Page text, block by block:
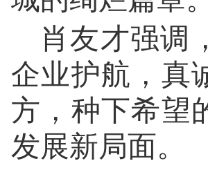
肖友才强调
企业护航，真
方，种下希望
发展新局面。